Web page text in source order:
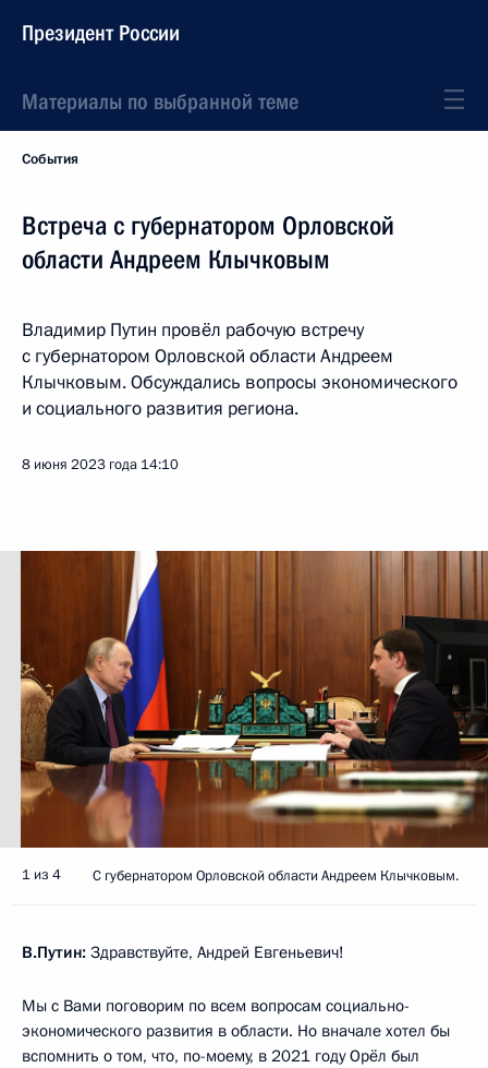
Президент России
Материалы по выбранной теме
События
Встреча с губернатором Орловской
области Андреем Клычковым
Владимир Путин провёл рабочую встречу
с губернатором Орловской области Андреем
Клычковым. Обсуждались вопросы экономического
и социального развития региона.
8 июня 2023 года 14:10
1 из 4 С губернатором Орловской области Андреем Клычковым.
В.Путин: Здравствуйте, Андрей Евгеньевич!
Мы с Вами поговорим по всем вопросам социально-
экономического развития в области. Но вначале хотел бы
вспомнить о том, что, по-моему, в 2021 году Орёл был